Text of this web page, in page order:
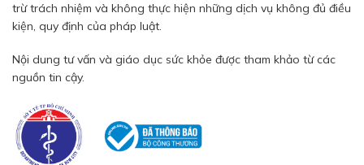
trừ trách nhiệm và không thực hiện những dịch vụ không đủ điều
kiện, quy định của pháp luật.
Nội dung tư vấn và giáo dục sức khỏe được tham khảo từ các
nguồn tin cậy.